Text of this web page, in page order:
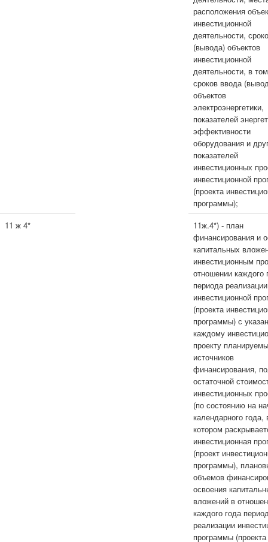
расположения
инвестиционной
деятельности,
(вывода) объектов
инвестиционной
деятельности, в
сроков ввода
объектов
электроэнергетики,
показателей
эффективности
оборудования и
показателей
инвестиционных
инвестиционной
(проекта
программы);
11 ж 4*
11ж.4*) - план
финансирования и
капитальных
инвестиционным
отношении каждого
периода реализации
инвестиционной
(проекта
программы) с
каждому
проекту
источников
финансирования,
остаточной
инвестиционных
(по состоянию на
календарного года,
котором
инвестиционная
(проект
программы),
объемов
освоения
вложений в
каждого года
реализации
программы (проекта